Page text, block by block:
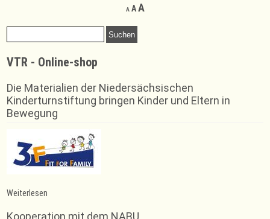
A
Decrease
font
AReset
size.
AIncrease
Suchen
nach:
VTR - Online-shop
Die Materialien der Niedersächsischen
Kinderturnstiftung bringen Kinder und Eltern in
Bewegung
Weiterlesen
geschlossen
Kooperation mit dem NABU